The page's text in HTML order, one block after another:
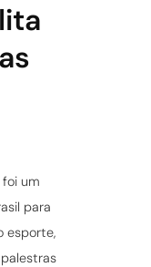
um
para
esporte,